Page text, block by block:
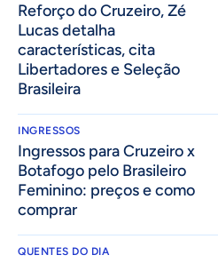
⁠Reforço do Cruzeiro, Zé
Lucas detalha
características, cita
Libertadores e Seleção
Brasileira
INGRESSOS
Ingressos para Cruzeiro x
Botafogo pelo Brasileiro
Feminino: preços e como
comprar
QUENTES DO DIA